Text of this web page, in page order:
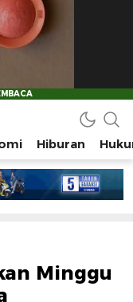
Utuh Hiburan
Minggu